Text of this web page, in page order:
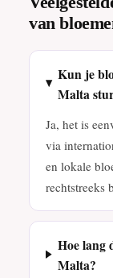
van
Kun je
Malta
Ja, het is
via
en lokale
rechtstreeks
Hoe lang
Malta?